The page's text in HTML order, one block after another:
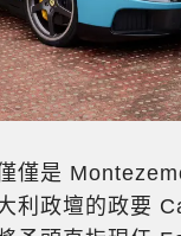
僅是
利政壇的政要